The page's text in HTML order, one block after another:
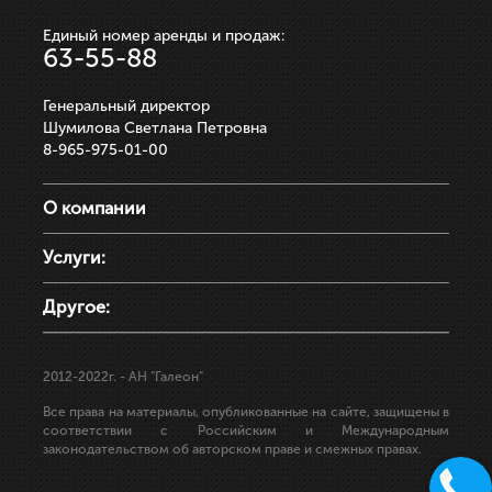
Единый номер аренды и продаж:
63-55-88
Генеральный директор
Шумилова Светлана Петровна
8-965-975-01-00
О компании
Услуги:
Другое:
2012-2022г. - АН "Галеон"
Все права на материалы, опубликованные на сайте, защищены в
соответствии с Российским и Международным
законодательством об авторском праве и смежных правах.